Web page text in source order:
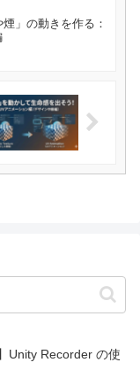
煙」の動きを作る：
Unity Recorder の使